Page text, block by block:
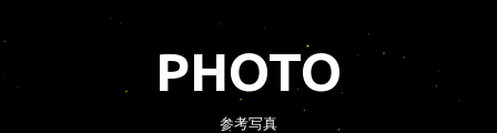
PHOTO
参考写真